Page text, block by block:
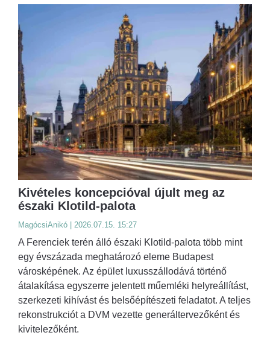
Kivételes koncepcióval újult meg az
északi Klotild-palota
MagócsiAnikó | 2026.07.15. 15:27
A Ferenciek terén álló északi Klotild-palota több mint
egy évszázada meghatározó eleme Budapest
városképének. Az épület luxusszállodává történő
átalakítása egyszerre jelentett műemléki helyreállítást,
szerkezeti kihívást és belsőépítészeti feladatot. A teljes
rekonstrukciót a DVM vezette generáltervezőként és
kivitelezőként.